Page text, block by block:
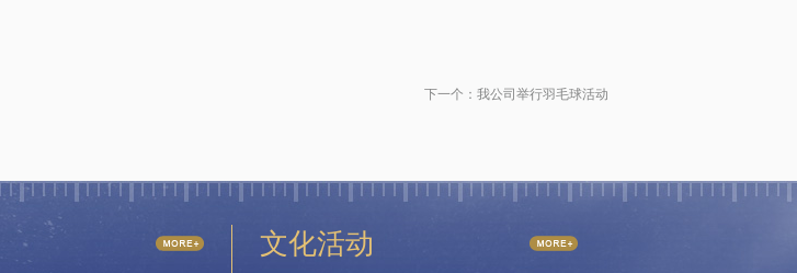
下一个： 我公司举行羽毛球活动
文化活动